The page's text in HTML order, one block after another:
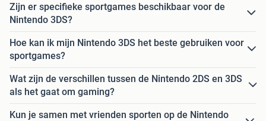
Zijn er specifieke sportgames beschikbaar voor de
Nintendo 3DS?
Hoe kan ik mijn Nintendo 3DS het beste gebruiken voor
sportgames?
Wat zijn de verschillen tussen de Nintendo 2DS en 3DS
als het gaat om gaming?
Kun je samen met vrienden sporten op de Nintendo